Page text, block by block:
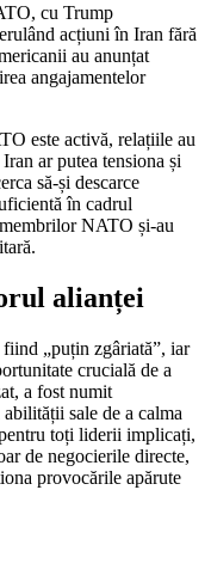
cu Trump
acțiuni în Iran fără
au anunțat
angajamentelor
este activă, relațiile au
ar putea tensiona și
să-și descarce
în cadrul
NATO și-au
alianței
„puțin zgâriată”, iar
crucială de a
a fost numit
sale de a calma
toți liderii implicați,
de negocierile directe,
provocările apărute